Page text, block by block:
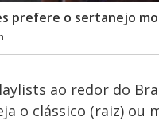
prefere o sertanejo
ao redor do
o clássico (raiz)